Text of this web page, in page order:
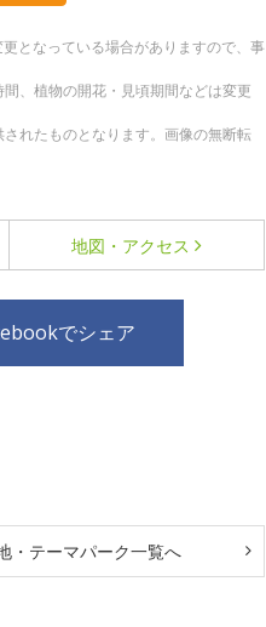
となっている場合がありますので、事
、植物の開花・見頃期間などは変更
れたものとなります。画像の無断転
地図・アクセス
でシェア
・テーマパーク一覧へ